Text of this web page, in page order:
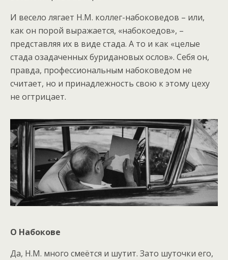
И весело лягает Н.М. коллег-набоковедов – или,
как он порой выражается, «набокоедов», –
представляя их в виде стада. А то и как «целые
стада озадаченных буридановых ослов». Себя он,
правда, профессиональным набоковедом не
считает, но и принадлежность свою к этому цеху
не огтрицает.
О Набокове
Да, Н.М. много смеётся и шутит. Зато шуточки его,